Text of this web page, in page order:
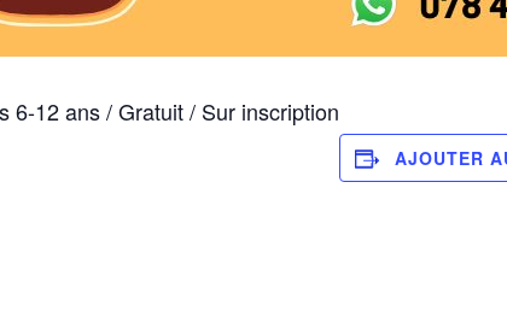
6-12 ans / Gratuit / Sur inscription
AJOUTER